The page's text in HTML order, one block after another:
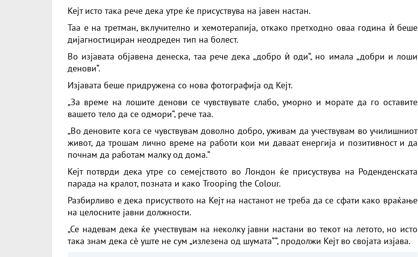
Кејт исто така рече дека утре ќе присуствува на јавен настан.
Таа е на третман, вклучително и хемотерапија, откако претходно оваа година ѝ беше
дијагностициран неодреден тип на болест.
Во изјавата објавена денеска, таа рече дека „добро ѝ оди“, но имала „добри и лоши
денови“.
Изјавата беше придружена со нова фотографија од Кејт.
„За време на лошите денови се чувствувате слабо, уморно и морате да го оставите
вашето тело да се одмори“, рече таа.
„Во деновите кога се чувствувам доволно добро, уживам да учествувам во училишниот
живот, да трошам лично време на работи кои ми даваат енергија и позитивност и да
почнам да работам малку од дома.“
Кејт потврди дека утре со семејството во Лондон ќе присуствува на Роденденската
парада на кралот, позната и како Trooping the Colour.
Разбирливо е дека присуството на Кејт на настанот не треба да се сфати како враќање
на целосните јавни должности.
„Се надевам дека ќе учествувам на неколку јавни настани во текот на летото, но исто
така знам дека сè уште не сум „излезена од шумата““, продолжи Кејт во својата изјава.